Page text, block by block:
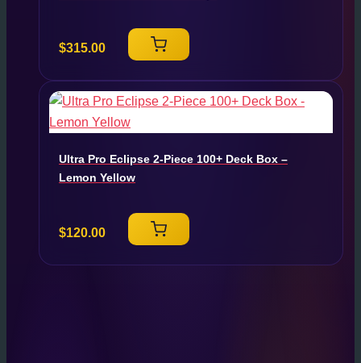
$315.00
Ultra Pro Eclipse 2-Piece 100+ Deck Box –
Lemon Yellow
$120.00